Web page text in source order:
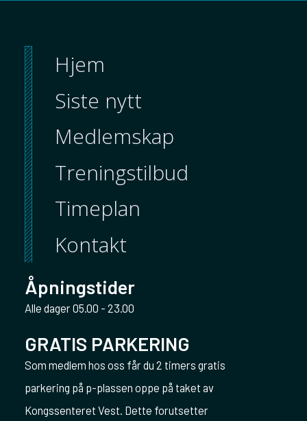
Hjem
Siste nytt
Medlemskap
Treningstilbud
Timeplan
Kontakt
Åpningstider
Alle dager 05.00 - 23.00
GRATIS PARKERING
Som medlem hos oss får du 2 timers gratis
parkering på p-plassen oppe på taket av
Kongssenteret Vest. Dette forutsetter